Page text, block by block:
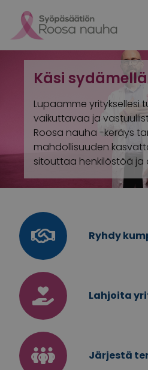
Käsi
Lupaamme yrityksellesi
vaikuttavaa ja
Roosa nauha -keräys
mahdollisuuden
sitouttaa henkilöstöä ja
Ryhdy
Lahjoita
Järjestä